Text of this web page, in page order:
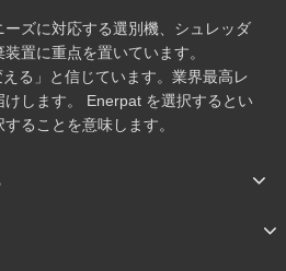
ズに対応する選別機、シュレッダ
置に重点を置いています。
る」と信じています。業界最高レ
します。 Enerpat を選択するとい
ることを意味します。